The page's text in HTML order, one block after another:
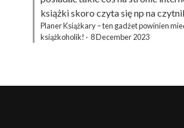
książki skoro czyta się np na
Planer Książkary – ten gadżet powinien
książkoholik! · 8 December 2023